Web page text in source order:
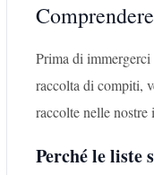
Prima di immergerci
raccolta di compiti,
raccolte nelle nostre
Perché le liste